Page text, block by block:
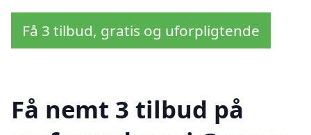
Få 3 tilbud, gratis og uforpligtende
Få nemt 3 tilbud på